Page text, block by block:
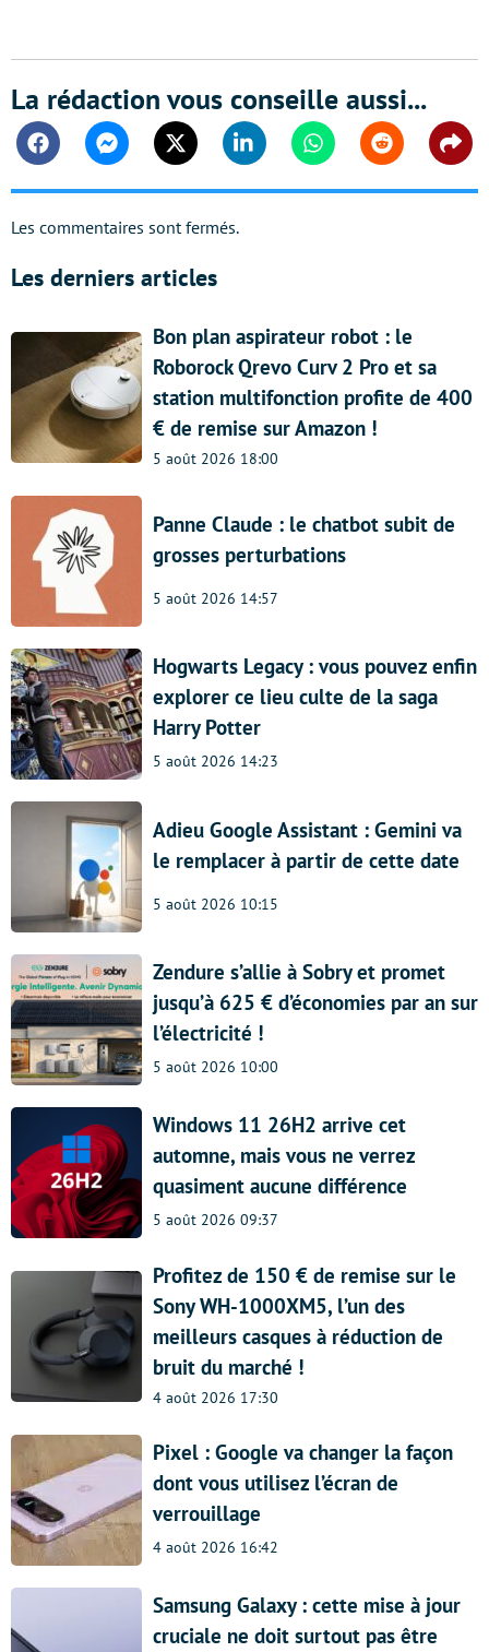
La rédaction vous conseille aussi...
FacebookMessengerTwitter Linkedin WhatsappReddit
Les commentaires sont fermés.
Les derniers articles
Bon plan aspirateur robot : le
Roborock Qrevo Curv 2 Pro et sa
station multifonction profite de 400
€ de remise sur Amazon !
5 août 2026 18:00
Panne Claude : le chatbot subit de
grosses perturbations
5 août 2026 14:57
Hogwarts Legacy : vous pouvez enfin
explorer ce lieu culte de la saga
Harry Potter
5 août 2026 14:23
Adieu Google Assistant : Gemini va
le remplacer à partir de cette date
5 août 2026 10:15
Zendure s’allie à Sobry et promet
jusqu’à 625 € d’économies par an sur
l’électricité !
5 août 2026 10:00
Windows 11 26H2 arrive cet
automne, mais vous ne verrez
quasiment aucune différence
5 août 2026 09:37
Profitez de 150 € de remise sur le
Sony WH-1000XM5, l’un des
meilleurs casques à réduction de
bruit du marché !
4 août 2026 17:30
Pixel : Google va changer la façon
dont vous utilisez l’écran de
verrouillage
4 août 2026 16:42
Samsung Galaxy : cette mise à jour
cruciale ne doit surtout pas être